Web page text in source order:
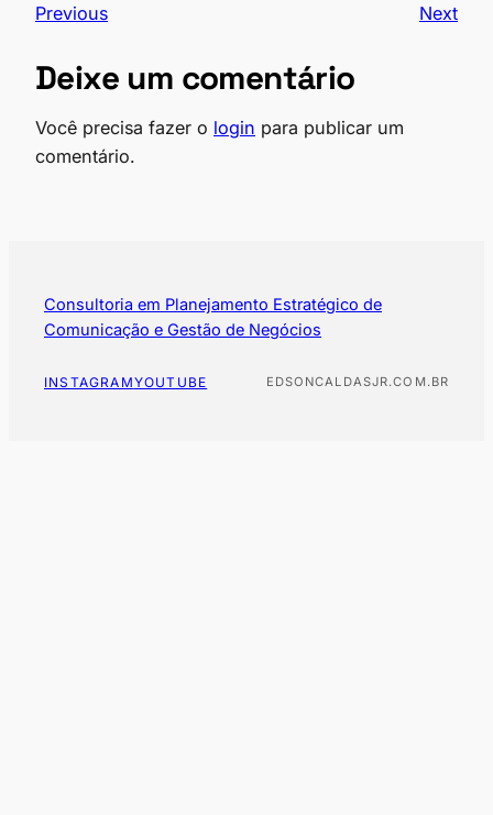
o
o
k
Previous Next
Deixe um comentário
Você precisa fazer o login para publicar um
comentário.
Consultoria em Planejamento Estratégico de
Comunicação e Gestão de Negócios
INSTAGRAMYOUTUBE EDSONCALDASJR.COM.BR